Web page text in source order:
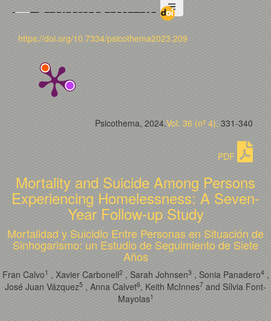
https://doi.org/10.7334/psicothema2023.209
Psicothema, 2024.Vol. 36 (nº 4). 331-340
PDF
Mortality and Suicide Among Persons
Experiencing Homelessness: A Seven-
Year Follow-up Study
Mortalidad y Suicidio Entre Personas en Situación de
Sinhogarismo: un Estudio de Seguimiento de Siete
Años
Fran Calvo1 , Xavier Carbonell2, Sarah Johnsen3, Sonia Panadero4,
José Juan Vázquez5 , Anna Calvet6, Keith McInnes7 and Sílvia Font-
Mayolas1